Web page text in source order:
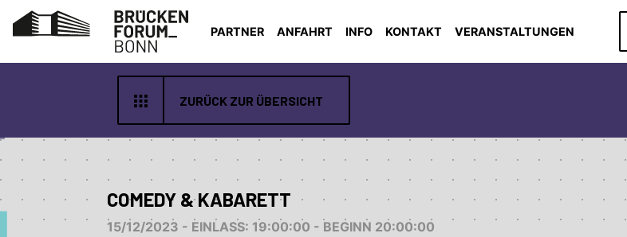
PARTNER ANFAHRT INFO KONTAKT VERANSTALTUNGEN
ZURÜCK ZUR ÜBERSICHT
COMEDY & KABARETT
15/12/2023 - EINLASS: 19:00:00 - BEGINN 20:00:00